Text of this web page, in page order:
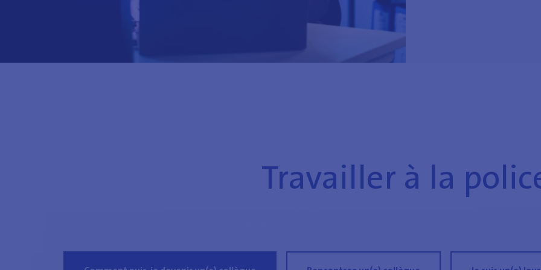
Travailler à la